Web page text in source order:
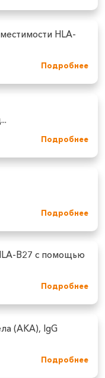
HLA-
Подробнее
Подробнее
Подробнее
B27 с помощью
Подробнее
(АКА), IgG
Подробнее